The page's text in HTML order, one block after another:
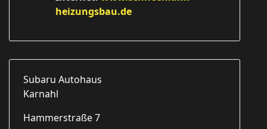
heizungsbau.de
Subaru Autohaus
Hammerstraße 7